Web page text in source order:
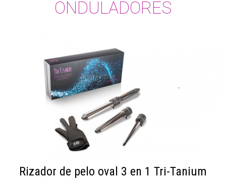
ONDULADORES
Rizador de pelo oval 3 en 1 Tri-Tanium